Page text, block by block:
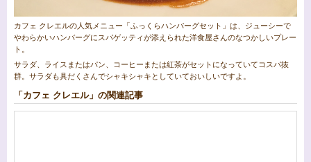
カフェ クレエルの人気メニュー「ふっくらハンバーグセット」は、ジューシーで
やわらかいハンバーグにスパゲッティが添えられた洋食屋さんのなつかしいプレー
ト。
サラダ、ライスまたはパン、コーヒーまたは紅茶がセットになっていてコスパ抜
群。サラダも具だくさんでシャキシャキとしていておいしいですよ。
「カフェ クレエル」の関連記事